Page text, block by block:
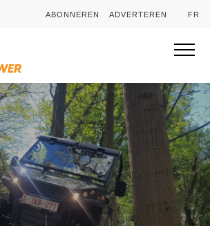
ABONNEREN ADVERTEREN FR